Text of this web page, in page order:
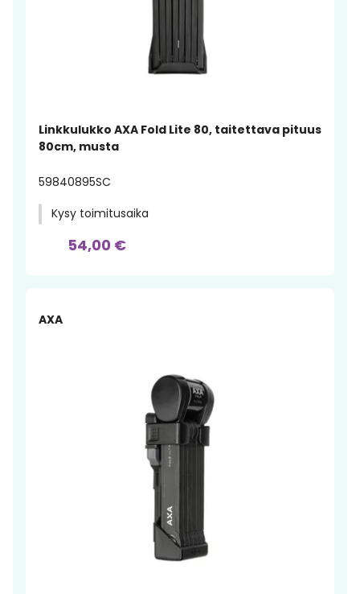
Linkkulukko AXA Fold Lite 80, taitettava pituus
80cm, musta
59840895SC
Kysy toimitusaika
54,00 €
AXA